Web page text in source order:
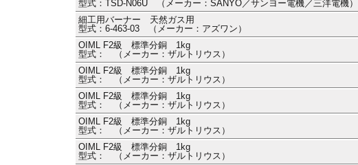
型式：TSD-N06U （メーカー：SANYO／サンヨー電機／三洋電機）
細工用バーナー 天然ガス用
型式：6-463-03 （メーカー：アズワン）
OIML F2級 標準分銅 1kg
型式： （メーカー：ザルトリウス）
OIML F2級 標準分銅 1kg
型式： （メーカー：ザルトリウス）
OIML F2級 標準分銅 1kg
型式： （メーカー：ザルトリウス）
OIML F2級 標準分銅 1kg
型式： （メーカー：ザルトリウス）
OIML F2級 標準分銅 1kg
型式： （メーカー：ザルトリウス）